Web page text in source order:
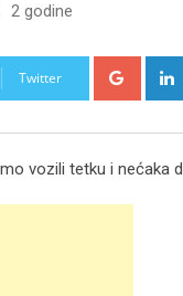
2 godine
Twitter
vozili tetku i nećaka